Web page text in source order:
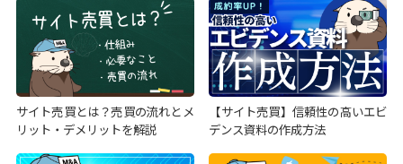
サイト売買とは？売買の流れとメ
リット・デメリットを解説
【サイト売買】信頼性の高いエビ
デンス資料の作成方法